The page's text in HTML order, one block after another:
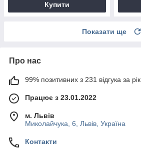
Купити
Показати ще
Про нас
99% позитивних з 231 відгука за рік
Працює з 23.01.2022
м. Львів
Миколайчука, 6, Львів, Україна
Контакти